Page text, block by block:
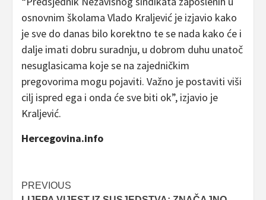
osnovnim školama Vlado Kraljević je izjavio kako
je sve do danas bilo korektno te se nada kako će i
dalje imati dobru suradnju, u dobrom duhu unatoč
nesuglasicama koje se na zajedničkim
pregovorima mogu pojaviti. Važno je postaviti viši
cilj ispred ega i onda će sve biti ok”, izjavio je
Kraljević.
Hercegovina.info
Post
PREVIOUS